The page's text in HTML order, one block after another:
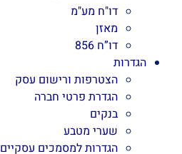
דו"ח מע"מ
מאזן
דו”ח 856
הגדרות
הצטרפות ורישום עסק
הגדרת פרטי חברה
בנקים
שערי מטבע
הגדרות למסמכים עסקיים